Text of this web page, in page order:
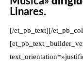
Linares.
[/et_pb_text][/
[et_pb_text